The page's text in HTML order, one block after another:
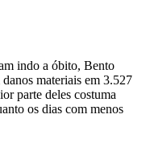
indo a óbito, Bento
materiais em 3.527
parte deles costuma
os dias com menos